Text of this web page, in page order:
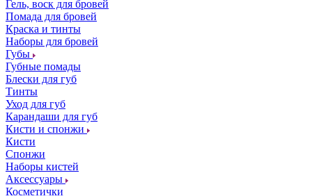
Гель, воск для бровей
Помада для бровей
Краска и тинты
Наборы для бровей
Губы
Губные помады
Блески для губ
Тинты
Уход для губ
Карандаши для губ
Кисти и спонжи
Кисти
Спонжи
Наборы кистей
Аксессуары
Косметички